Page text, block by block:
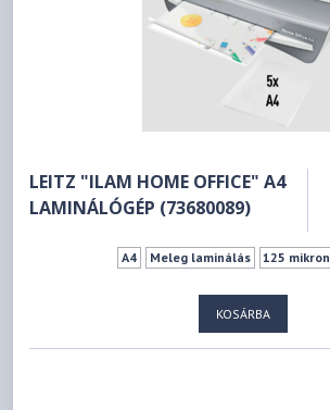
LEITZ "ILAM HOME OFFICE" A4
LAMINÁLÓGÉP (73680089)
A4 Meleg laminálás 125 mikron
KOSÁRBA